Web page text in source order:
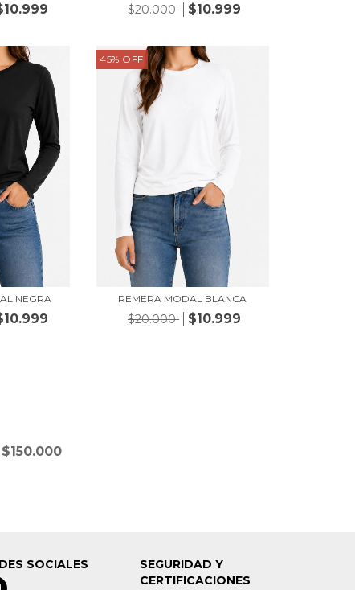
$20.000 $10.999
NEGRA
45% OFF
REMERA MODAL BLANCA
$20.000 $10.999
SOCIALES
SEGURIDAD Y
CERTIFICACIONES